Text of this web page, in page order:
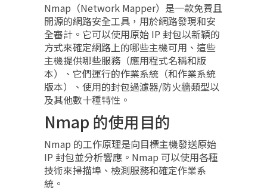
Nmap（Network Mapper）是一款免費且
開源的網路安全工具，用於網路發現和安
全審計。它可以使用原始 IP 封包以新穎的
方式來確定網路上的哪些主機可用、這些
主機提供哪些服務（應用程式名稱和版
本）、它們運行的作業系統（和作業系統
版本）、使用的封包過濾器/防火牆類型以
及其他數十種特性。
Nmap 的使用目的
Nmap 的工作原理是向目標主機發送原始
IP 封包並分析響應。Nmap 可以使用各種
技術來掃描埠、檢測服務和確定作業系
統。